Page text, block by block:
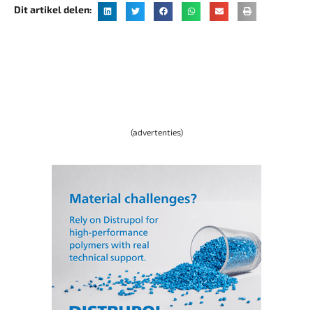
Dit artikel delen:
(advertenties)